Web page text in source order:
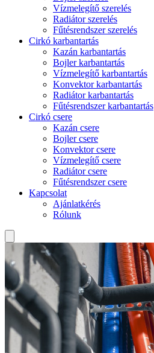
Vízmelegítő szerelés
Radiátor szerelés
Fűtésrendszer szerelés
Cirkó karbantartás
Kazán karbantartás
Bojler karbantartás
Vízmelegítő karbantartás
Konvektor karbantartás
Radiátor karbantartás
Fűtésrendszer karbantartás
Cirkó csere
Kazán csere
Bojler csere
Konvektor csere
Vízmelegítő csere
Radiátor csere
Fűtésrendszer csere
Kapcsolat
Ajánlatkérés
Rólunk